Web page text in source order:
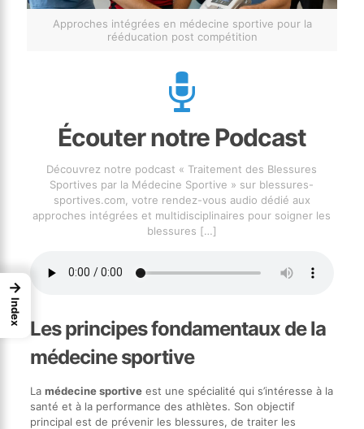
Approches intégrées en médecine sportive pour la
rééducation post compétition
Écouter notre Podcast
Découvrez notre podcast « Traitement des Blessures
Sportives par la Médecine Sportive » sur blessures-
sportives.com, votre rendez-vous audio dédié aux
approches intégrées et multidisciplinaires pour soigner les
blessures […]
Les principes fondamentaux de la
médecine sportive
La médecine sportiveest une spécialité qui s’intéresse à la
santé et à la performance des athlètes. Son objectif
principal est de prévenir les blessures, de traiter les
→
Index